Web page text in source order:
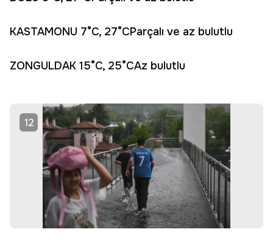
KASTAMONU 7°C, 27°CParçalı ve az bulutlu
ZONGULDAK 15°C, 25°CAz bulutlu
12